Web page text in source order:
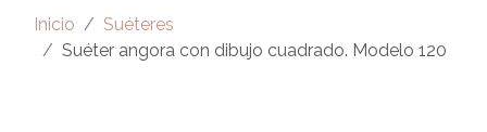
Inicio
Suéteres
Suéter angora con dibujo cuadrado. Modelo 120